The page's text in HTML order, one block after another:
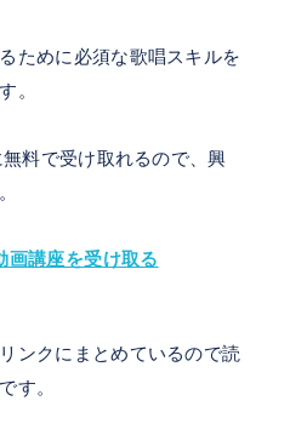
ために必須な歌唱スキルを
。
料で受け取れるので、興
講座を受け取る
ンクにまとめているので読
す。